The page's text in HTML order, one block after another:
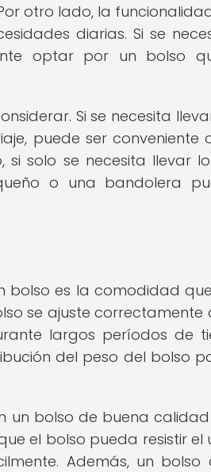
otro lado, la
diarias. Si se
optar por un bolso
Si se necesita
puede ser conveniente
solo se necesita llevar lo
o una bandolera
bolso es la comodidad
se ajuste correctamente
largos períodos de
del peso del bolso
un bolso de buena
el bolso pueda resistir el
Además, un bolso